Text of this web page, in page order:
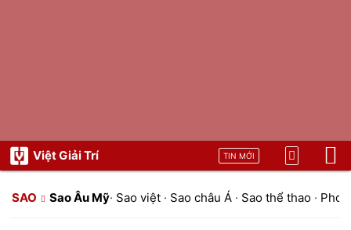
Việt Giải Trí TIN MỚI
SAO Sao Âu Mỹ· Sao việt · Sao châu Á · Sao thể thao ·